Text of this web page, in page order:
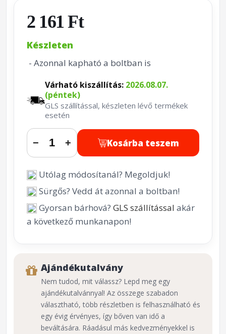
2 161 Ft
Készleten
- Azonnal kapható a boltban is
Várható kiszállítás: 2026.08.07.
(péntek)
GLS szállítással, készleten lévő termékek
esetén
− + Kosárba teszem
Utólag módosítanál? Megoldjuk!
Sürgős? Vedd át azonnal a boltban!
Gyorsan bárhová? GLS szállítással akár
a következő munkanapon!
Ajándékutalvány
Nem tudod, mit válassz? Lepd meg egy
ajándékutalvánnyal! Az összege szabadon
választható, több részletben is felhasználható és
egy évig érvényes, így bőven van idő a
beváltására. Ráadásul más kedvezményekkel is